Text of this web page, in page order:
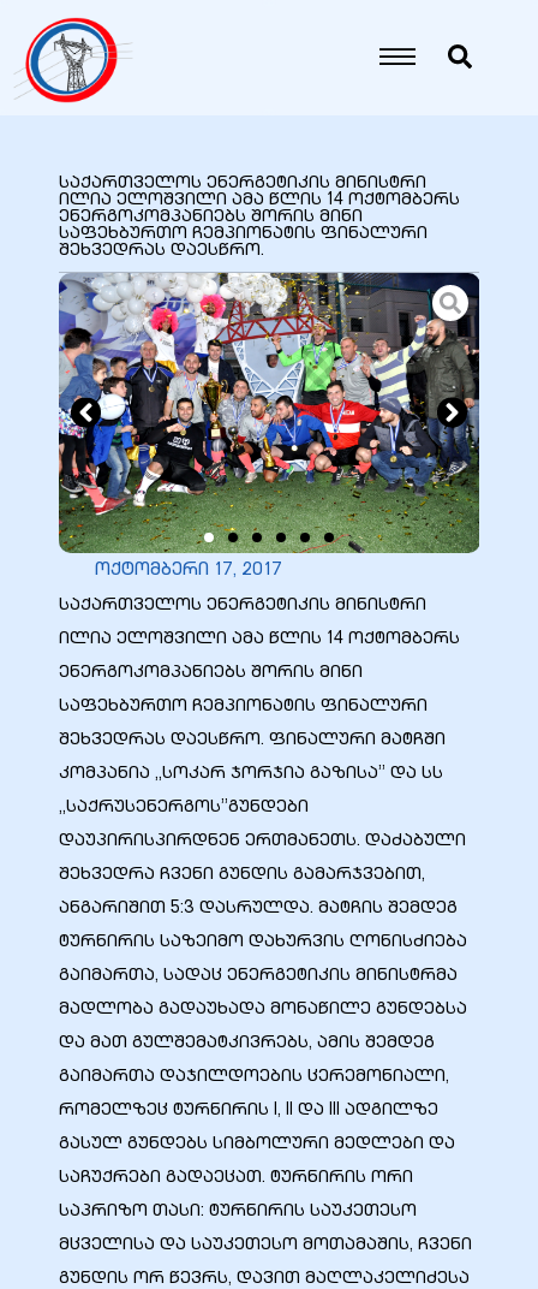
საქართველოს ენერგეტიკის მინისტრი
ილია ელოშვილი ამა წლის 14 ოქტომბერს
ენერგოკომპანიებს შორის მინი
საფეხბურთო ჩემპიონატის ფინალური
შეხვედრას დაესწრო.
ოქტომბერი 17, 2017
საქართველოს ენერგეტიკის მინისტრი
ილია ელოშვილი ამა წლის 14 ოქტომბერს
ენერგოკომპანიებს შორის მინი
საფეხბურთო ჩემპიონატის ფინალური
შეხვედრას დაესწრო. ფინალური მატჩში
კომპანია „სოკარ ჯორჯია გაზისა” და სს
„საქრუსენერგოს”გუნდები
დაუპირისპირდნენ ერთმანეთს. დაძაბული
შეხვედრა ჩვენი გუნდის გამარჯვებით,
ანგარიშით 5:3 დასრულდა. მატჩის შემდეგ
ტურნირის საზეიმო დახურვის ღონისძიება
გაიმართა, სადაც ენერგეტიკის მინისტრმა
მადლობა გადაუხადა მონაწილე გუნდებსა
და მათ გულშემატკივრებს, ამის შემდეგ
გაიმართა დაჯილდოების ცერემონიალი,
რომელზეც ტურნირის I, II და III ადგილზე
გასულ გუნდებს სიმბოლური მედლები და
საჩუქრები გადაეცათ. ტურნირის ორი
საპრიზო თასი: ტურნირის საუკეთესო
მცველისა და საუკეთესო მოთამაშის, ჩვენი
გუნდის ორ წევრს, დავით მაღლაკელიძესა